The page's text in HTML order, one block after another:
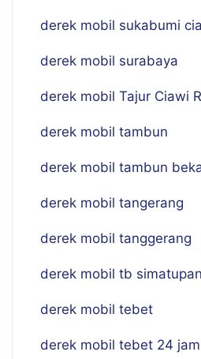
derek mobil sukabumi
derek mobil surabaya
derek mobil Tajur Ciawi
derek mobil tambun
derek mobil tambun
derek mobil tangerang
derek mobil tanggerang
derek mobil tb
derek mobil tebet
derek mobil tebet 24 jam